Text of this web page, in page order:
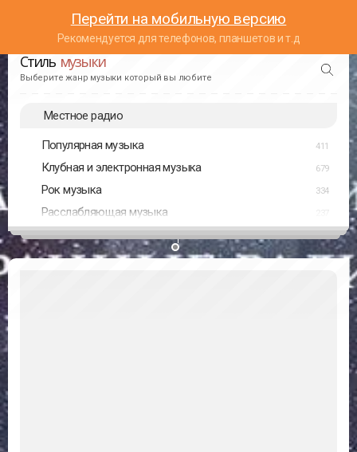
Перейти на мобильную версию
Рекомендуется для телефонов, планшетов и т.д
Стиль музыки
Выберите жанр музыки который вы любите
Местное радио
Популярная музыка 411
Клубная и электронная музыка 679
Рок музыка 334
Расслабляющая музыка